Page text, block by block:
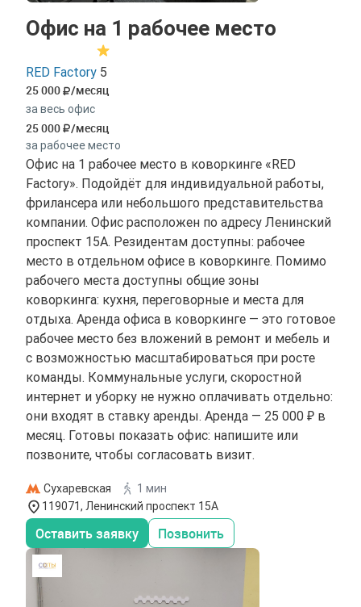
Офис на 1 рабочее место
RED Factory 5
25 000 /месяц
за весь офис
25 000 /месяц
за рабочее место
Офис на 1 рабочее место в коворкинге «RED
Factory». Подойдёт для индивидуальной работы,
фрилансера или небольшого представительства
компании. Офис расположен по адресу Ленинский
проспект 15А. Резидентам доступны: рабочее
место в отдельном офисе в коворкинге. Помимо
рабочего места доступны общие зоны
коворкинга: кухня, переговорные и места для
отдыха. Аренда офиса в коворкинге — это готовое
рабочее место без вложений в ремонт и мебель и
с возможностью масштабироваться при росте
команды. Коммунальные услуги, скоростной
интернет и уборку не нужно оплачивать отдельно:
они входят в ставку аренды. Аренда — 25 000 ₽ в
месяц. Готовы показать офис: напишите или
позвоните, чтобы согласовать визит.
Сухаревская
1 мин
119071, Ленинский проспект 15А
Оставить заявку Позвонить